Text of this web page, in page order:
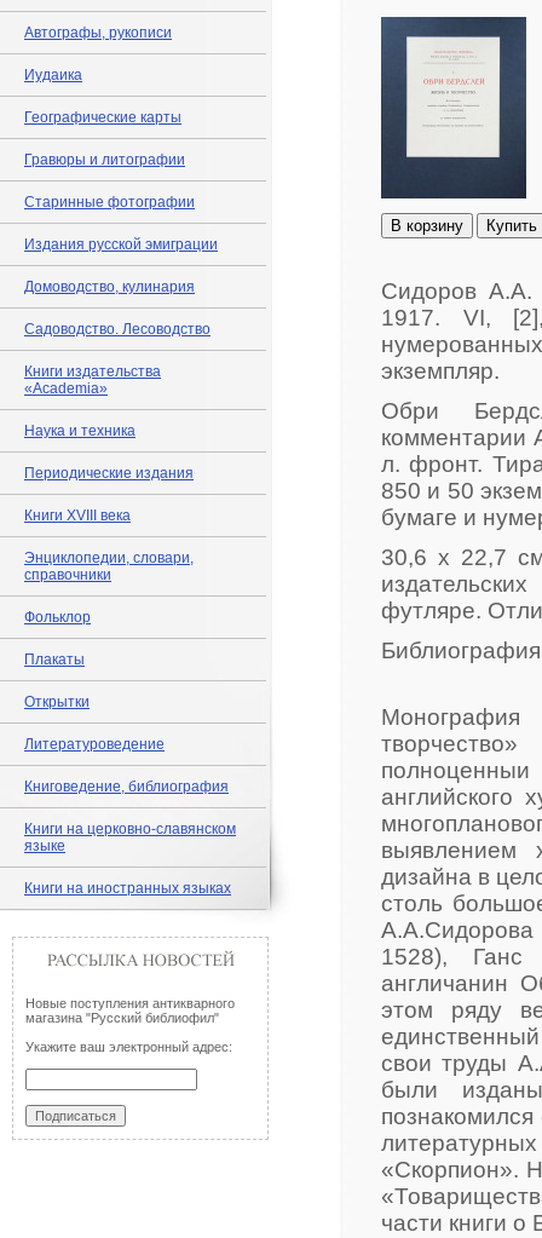
Автографы, рукописи
Иудаика
Географические карты
Гравюры и литографии
Старинные фотографии
Издания русской эмиграции
Домоводство, кулинария
Садоводство. Лесоводство
Книги издательства
«Academia»
Наука и техника
Периодические издания
Книги XVIII века
Энциклопедии, словари,
справочники
Фольклор
Плакаты
Открытки
Литературоведение
Книговедение, библиография
Книги на церковно-славянском
языке
Книги на иностранных языках
Новые поступления антикварного
магазина "Русский библиофил"
Укажите ваш электронный адрес:
В корзину Купить
Сидоров А.А.
1917. VI,
экземпляр.
Обри
комментарии
л. фронт.
850 и 50
бумаге и
30,6 x 22,7
футляре.
английского
выявлением
дизайна в
столь
1528), Ганс
англичанин
этом ряду
свои труды
были
«Скорпион».
части книги